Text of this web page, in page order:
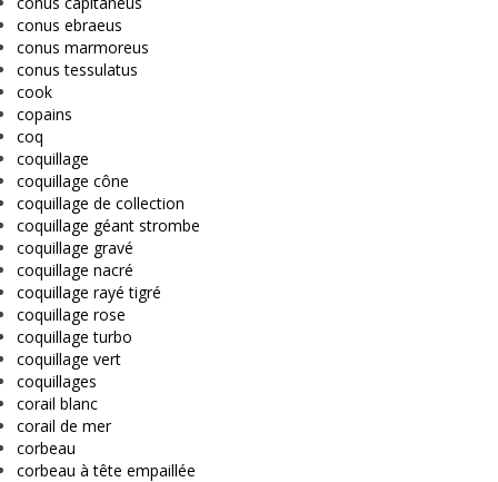
conus ebraeus
conus marmoreus
conus tessulatus
cook
copains
coq
coquillage
coquillage cône
coquillage de collection
coquillage géant strombe
coquillage gravé
coquillage nacré
coquillage rayé tigré
coquillage rose
coquillage turbo
coquillage vert
coquillages
corail blanc
corail de mer
corbeau
corbeau à tête empaillée